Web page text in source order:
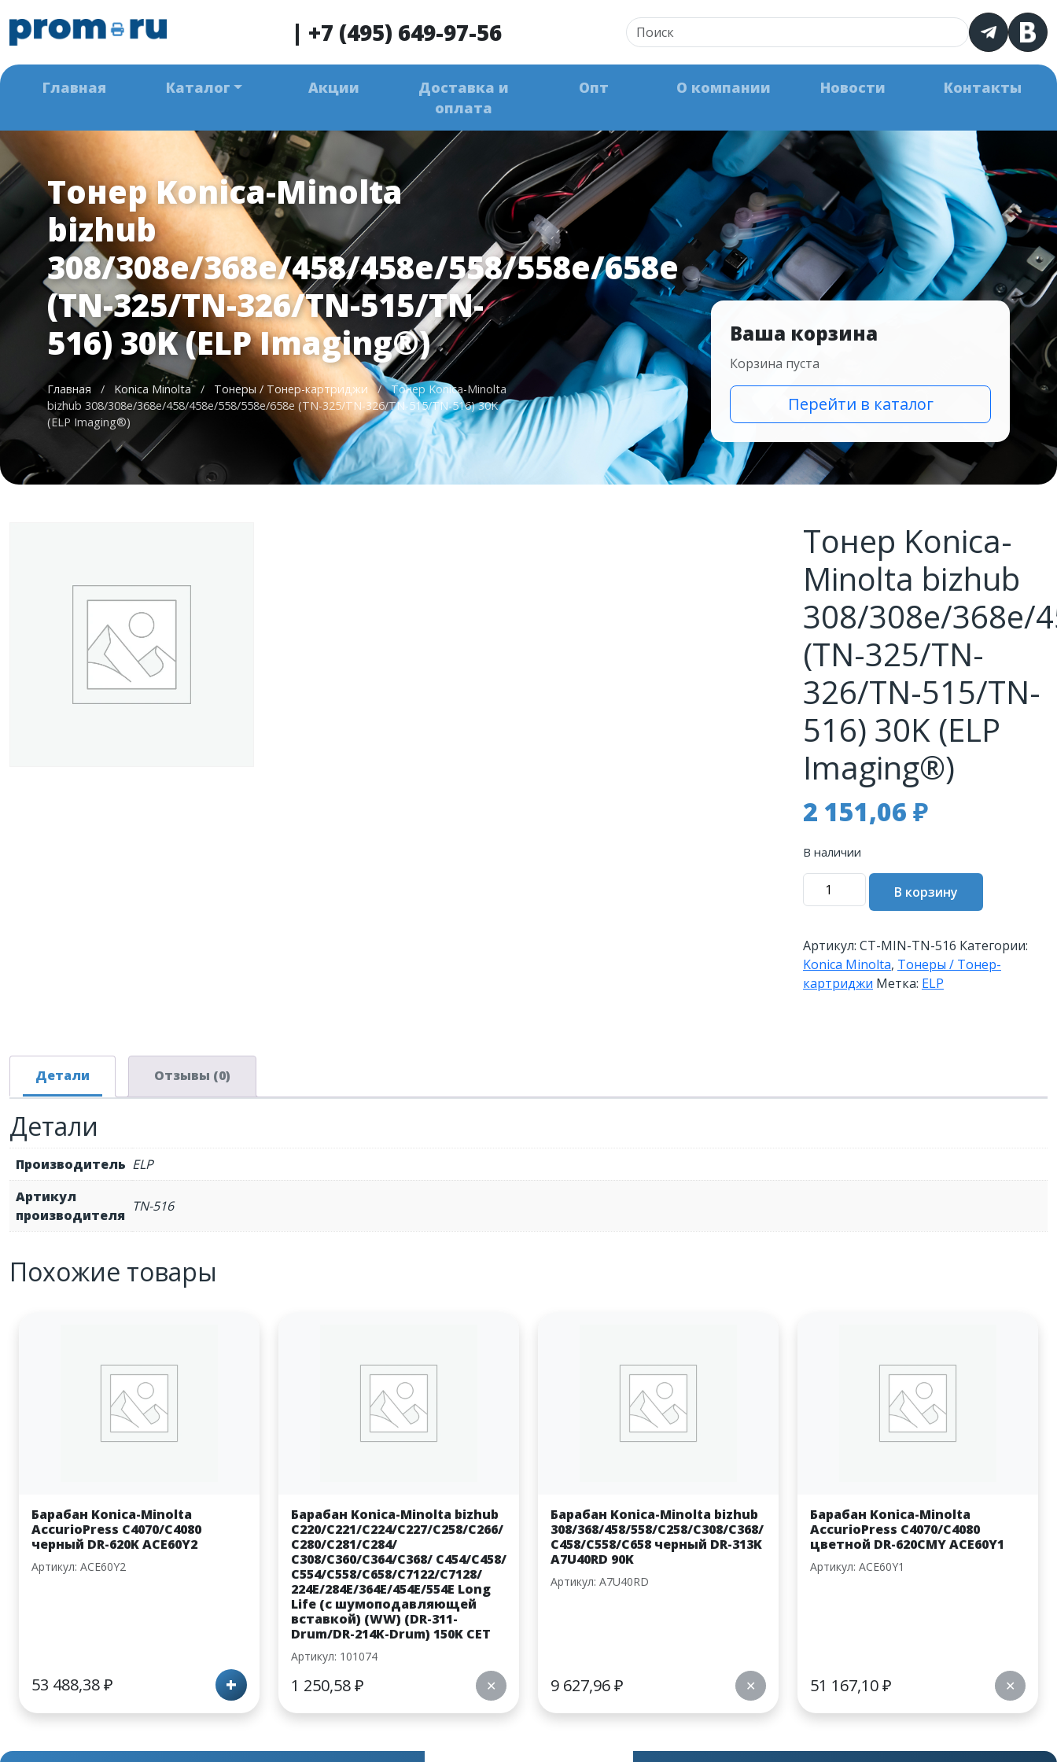
| +7 (495) 649-97-56
Главная Каталог Акции
Доставка и
оплата
Опт О компании Новости Контакты
Тонер Konica-Minolta
bizhub
308/308e/368e/458/458e/558/558e/658e
(TN-325/TN-326/TN-515/TN-
516) 30K (ELP Imaging®)
Главная / Konica Minolta / Тонеры / Тонер-картриджи /
Тонер Konica-Minolta
bizhub 308/308e/368e/458/458e/558/558e/658e (TN-325/TN-326/TN-515/TN-516) 30K
(ELP Imaging®)
Ваша корзина
Корзина пуста
Перейти в каталог
Тонер Konica-
Minolta bizhub
308/308e/368e/
(TN-325/TN-
326/TN-515/TN-
516) 30K (ELP
Imaging®)
2 151,06 ₽
В наличии
Количество
товара
Konica-
Minolta
bizhub
308/308e/368e/458/458e/558/558e/658e
Imaging®)
В корзину
Артикул: CT-MIN-TN-516 Категории:
Konica Minolta, Тонеры / Тонер-
картриджи Метка: ELP
Детали Отзывы (0)
Детали
Производитель ELP
Артикул
производителя
TN-516
Похожие товары
Барабан Konica-Minolta
AccurioPress C4070/C4080
черный DR-620K ACE60Y2
Артикул: ACE60Y2
53 488,38₽ +
Барабан Konica-Minolta bizhub
C220/C221/C224/C227/C258/C266/
C280/C281/C284/
C308/C360/C364/C368/ C454/C458/
C554/C558/C658/C7122/C7128/
224E/284E/364E/454E/554E Long
Life (с шумоподавляющей
вставкой) (WW) (DR-311-
Drum/DR-214K-Drum) 150K CET
Артикул: 101074
1 250,58₽ ✕
Барабан Konica-Minolta bizhub
308/368/458/558/C258/C308/C368/
C458/C558/C658 черный DR-313K
A7U40RD 90K
Артикул: A7U40RD
9 627,96₽ ✕
Барабан Konica-Minolta
AccurioPress C4070/C4080
цветной DR-620CMY ACE60Y1
Артикул: ACE60Y1
51 167,10₽ ✕